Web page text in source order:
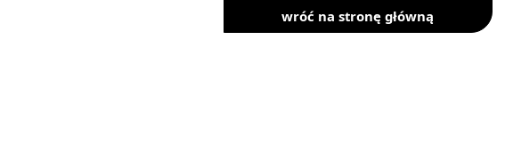
wróć na stronę główną